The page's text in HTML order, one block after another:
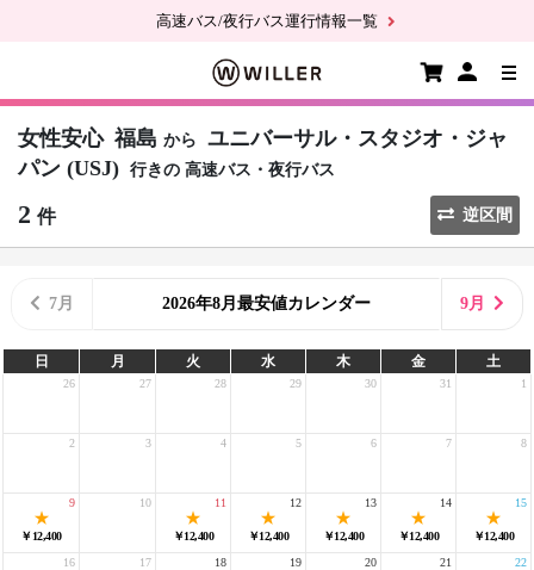
高速バス/夜行バス運行情報一覧
女性安心 福島 から
ユニバーサル・スタジオ・ジャ
パン (USJ) 行きの 高速バス・夜行バス
2 件 逆区間
7月 2026年8月最安値カレンダー 9月
日 月 火 水 木 金 土
26 27 28 29 30 31 1
2 3 4 5 6 7 8
￥12,400
9 10
￥12,400
11
￥12,400
12
￥12,400
13
￥12,400
14
￥12,400
15
16 17 18 19 20 21 22